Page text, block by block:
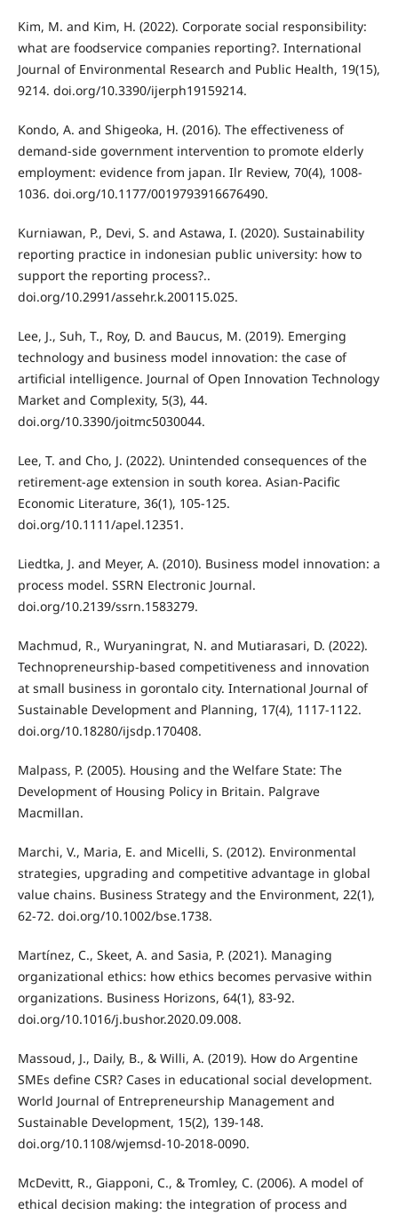
Kim, M. and Kim, H. (2022). Corporate social responsibility:
what are foodservice companies reporting?. International
Journal of Environmental Research and Public Health, 19(15),
9214. doi.org/10.3390/ijerph19159214.
Kondo, A. and Shigeoka, H. (2016). The effectiveness of
demand-side government intervention to promote elderly
employment: evidence from japan. Ilr Review, 70(4), 1008-
1036. doi.org/10.1177/0019793916676490.
Kurniawan, P., Devi, S. and Astawa, I. (2020). Sustainability
reporting practice in indonesian public university: how to
support the reporting process?..
doi.org/10.2991/assehr.k.200115.025.
Lee, J., Suh, T., Roy, D. and Baucus, M. (2019). Emerging
technology and business model innovation: the case of
artificial intelligence. Journal of Open Innovation Technology
Market and Complexity, 5(3), 44.
doi.org/10.3390/joitmc5030044.
Lee, T. and Cho, J. (2022). Unintended consequences of the
retirement‐age extension in south korea. Asian-Pacific
Economic Literature, 36(1), 105-125.
doi.org/10.1111/apel.12351.
Liedtka, J. and Meyer, A. (2010). Business model innovation: a
process model. SSRN Electronic Journal.
doi.org/10.2139/ssrn.1583279.
Machmud, R., Wuryaningrat, N. and Mutiarasari, D. (2022).
Technopreneurship-based competitiveness and innovation
at small business in gorontalo city. International Journal of
Sustainable Development and Planning, 17(4), 1117-1122.
doi.org/10.18280/ijsdp.170408.
Malpass, P. (2005). Housing and the Welfare State: The
Development of Housing Policy in Britain. Palgrave
Macmillan.
Marchi, V., Maria, E. and Micelli, S. (2012). Environmental
strategies, upgrading and competitive advantage in global
value chains. Business Strategy and the Environment, 22(1),
62-72. doi.org/10.1002/bse.1738.
Martínez, C., Skeet, A. and Sasia, P. (2021). Managing
organizational ethics: how ethics becomes pervasive within
organizations. Business Horizons, 64(1), 83-92.
doi.org/10.1016/j.bushor.2020.09.008.
Massoud, J., Daily, B., & Willi, A. (2019). How do Argentine
SMEs define CSR? Cases in educational social development.
World Journal of Entrepreneurship Management and
Sustainable Development, 15(2), 139-148.
doi.org/10.1108/wjemsd-10-2018-0090.
McDevitt, R., Giapponi, C., & Tromley, C. (2006). A model of
ethical decision making: the integration of process and